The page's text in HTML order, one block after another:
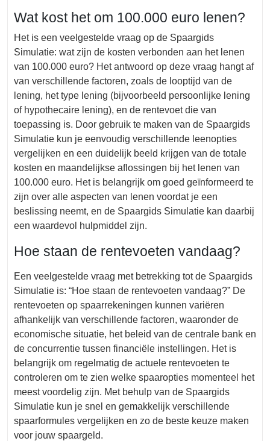
Wat kost het om 100.000 euro lenen?
Het is een veelgestelde vraag op de Spaargids
Simulatie: wat zijn de kosten verbonden aan het lenen
van 100.000 euro? Het antwoord op deze vraag hangt af
van verschillende factoren, zoals de looptijd van de
lening, het type lening (bijvoorbeeld persoonlijke lening
of hypothecaire lening), en de rentevoet die van
toepassing is. Door gebruik te maken van de Spaargids
Simulatie kun je eenvoudig verschillende leenopties
vergelijken en een duidelijk beeld krijgen van de totale
kosten en maandelijkse aflossingen bij het lenen van
100.000 euro. Het is belangrijk om goed geïnformeerd te
zijn over alle aspecten van lenen voordat je een
beslissing neemt, en de Spaargids Simulatie kan daarbij
een waardevol hulpmiddel zijn.
Hoe staan de rentevoeten vandaag?
Een veelgestelde vraag met betrekking tot de Spaargids
Simulatie is: “Hoe staan de rentevoeten vandaag?” De
rentevoeten op spaarrekeningen kunnen variëren
afhankelijk van verschillende factoren, waaronder de
economische situatie, het beleid van de centrale bank en
de concurrentie tussen financiële instellingen. Het is
belangrijk om regelmatig de actuele rentevoeten te
controleren om te zien welke spaaropties momenteel het
meest voordelig zijn. Met behulp van de Spaargids
Simulatie kun je snel en gemakkelijk verschillende
spaarformules vergelijken en zo de beste keuze maken
voor jouw spaargeld.